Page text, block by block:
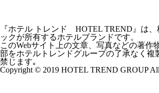
『ホテル トレンド HOTEL TREND』は
ックが所有するホテルブランドです。
このWebサイト上の文章、写真などの著作
部をホテルトレンドグループの了承なく複
禁じます｡
Copyright © 2019 HOTEL TREND GROUP All